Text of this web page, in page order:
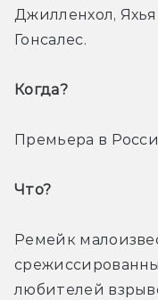
Джилленхол,
Гонсалес.
Когда?
Премьера в
Что?
Ремейк
любителей